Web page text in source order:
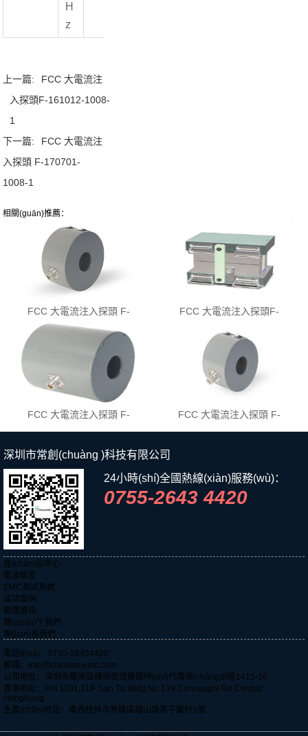
H
z
上一篇:
FCC 大電流注
入探頭F-161012-1008-
1
下一篇:
FCC 大電流注
入探頭 F-170701-
1008-1
相關(guān)推薦：
FCC 大電流注入探頭 F-
070601...
FCC 大電流注入探頭F-
161012-...
FCC 大電流注入探頭 F-
170501...
FCC 大電流注入探頭 F-
170701...
深圳市常創(chuàng )科技有限公司
24小時(shí)全國熱線(xiàn)服務(wù)：
0755-2643 4420
產(chǎn)品中心
電波暗室
EMC測試系統
成功案例
新聞資訊
關(guān)于我們
聯(lián)系我們
電話(huà)：0755-26434420
郵箱：info@chinese-emc.com
公司地址：深圳市龍崗區橫崗街道榮德時(shí)代廣場(chǎng)B座1415-16
香港地址：Rm 1101,11/F San Toi Bldg,No.139 Connaught Rd Central
HongKong
生產(chǎn)地址：廣西桂林市秀峰區矮山塘燕子巖村3號